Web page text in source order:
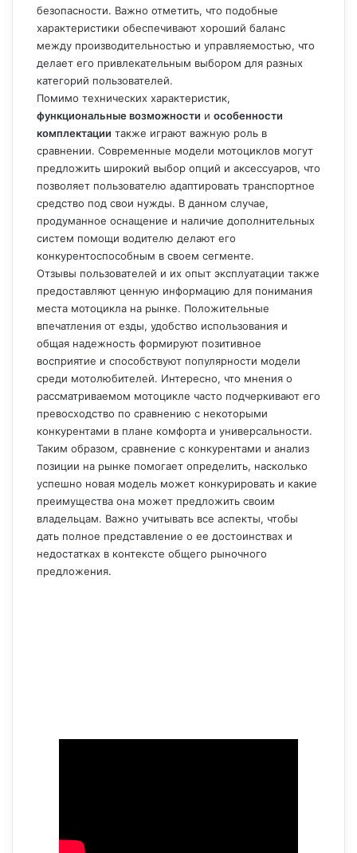
безопасности. Важно отметить, что подобные
характеристики обеспечивают хороший баланс
между производительностью и управляемостью, что
делает его привлекательным выбором для разных
категорий пользователей.
Помимо технических характеристик,
функциональные возможности и особенности
комплектации также играют важную роль в
сравнении. Современные модели мотоциклов могут
предложить широкий выбор опций и аксессуаров, что
позволяет пользователю адаптировать транспортное
средство под свои нужды. В данном случае,
продуманное оснащение и наличие дополнительных
систем помощи водителю делают его
конкурентоспособным в своем сегменте.
Отзывы пользователей и их опыт эксплуатации также
предоставляют ценную информацию для понимания
места мотоцикла на рынке. Положительные
впечатления от езды, удобство использования и
общая надежность формируют позитивное
восприятие и способствуют популярности модели
среди мотолюбителей. Интересно, что мнения о
рассматриваемом мотоцикле часто подчеркивают его
превосходство по сравнению с некоторыми
конкурентами в плане комфорта и универсальности.
Таким образом, сравнение с конкурентами и анализ
позиции на рынке помогает определить, насколько
успешно новая модель может конкурировать и какие
преимущества она может предложить своим
владельцам. Важно учитывать все аспекты, чтобы
дать полное представление о ее достоинствах и
недостатках в контексте общего рыночного
предложения.